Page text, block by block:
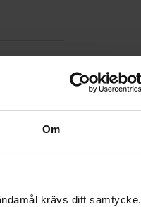
Om
krävs ditt samtycke.
Kai-Otto